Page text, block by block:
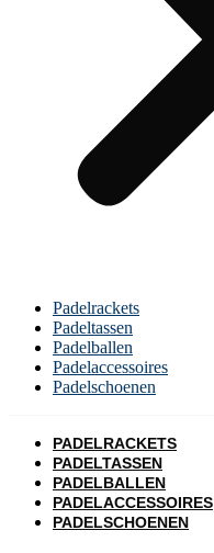
Padelrackets
Padeltassen
Padelballen
Padelaccessoires
Padelschoenen
PADELRACKETS
PADELTASSEN
PADELBALLEN
PADELACCESSOIRES
PADELSCHOENEN